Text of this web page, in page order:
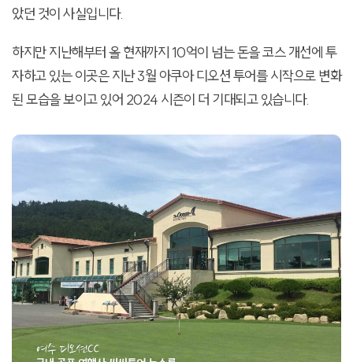
았던 것이 사실입니다.
하지만 지난해부터 올 현재까지 10억이 넘는 돈을 코스 개선에 투
자하고 있는 이곳은 지난 3월 아쿠아 디오션 투어를 시작으로 변화
된 모습을 보이고 있어 2024 시즌이 더 기대되고 있습니다.